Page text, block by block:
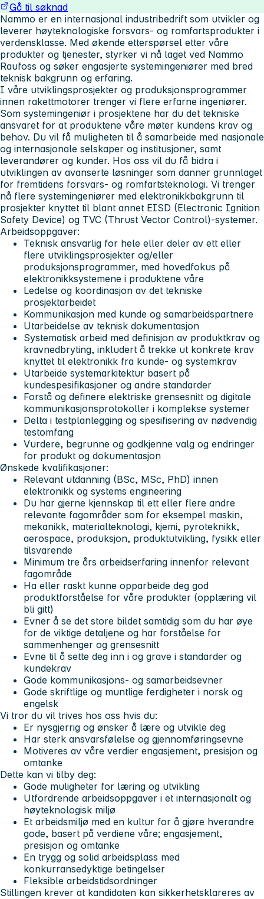
Gå til søknad
Nammo er en internasjonal industribedrift som utvikler og
leverer høyteknologiske forsvars- og romfartsprodukter i
verdensklasse. Med økende etterspørsel etter våre
produkter og tjenester, styrker vi nå laget ved Nammo
Raufoss og søker engasjerte systemingeniører med bred
teknisk bakgrunn og erfaring.
I våre utviklingsprosjekter og produksjonsprogrammer
innen rakettmotorer trenger vi flere erfarne ingeniører.
Som systemingeniør i prosjektene har du det tekniske
ansvaret for at produktene våre møter kundens krav og
behov. Du vil få muligheten til å samarbeide med nasjonale
og internasjonale selskaper og institusjoner, samt
leverandører og kunder. Hos oss vil du få bidra i
utviklingen av avanserte løsninger som danner grunnlaget
for fremtidens forsvars- og romfartsteknologi. Vi trenger
nå flere systemingeniører med elektronikkbakgrunn til
prosjekter knyttet til blant annet EISD (Electronic Ignition
Safety Device) og TVC (Thrust Vector Control)-systemer.
Arbeidsoppgaver:
Teknisk ansvarlig for hele eller deler av ett eller
flere utviklingsprosjekter og/eller
produksjonsprogrammer, med hovedfokus på
elektronikksystemene i produktene våre
Ledelse og koordinasjon av det tekniske
prosjektarbeidet
Kommunikasjon med kunde og samarbeidspartnere
Utarbeidelse av teknisk dokumentasjon
Systematisk arbeid med definisjon av produktkrav og
kravnedbryting, inkludert å trekke ut konkrete krav
knyttet til elektronikk fra kunde- og systemkrav
Utarbeide systemarkitektur basert på
kundespesifikasjoner og andre standarder
Forstå og definere elektriske grensesnitt og digitale
kommunikasjonsprotokoller i komplekse systemer
Delta i testplanlegging og spesifisering av nødvendig
testomfang
Vurdere, begrunne og godkjenne valg og endringer
for produkt og dokumentasjon
Ønskede kvalifikasjoner:
Relevant utdanning (BSc, MSc, PhD) innen
elektronikk og systems engineering
Du har gjerne kjennskap til ett eller flere andre
relevante fagområder som for eksempel maskin,
mekanikk, materialteknologi, kjemi, pyroteknikk,
aerospace, produksjon, produktutvikling, fysikk eller
tilsvarende
Minimum tre års arbeidserfaring innenfor relevant
fagområde
Ha eller raskt kunne opparbeide deg god
produktforståelse for våre produkter (opplæring vil
bli gitt)
Evner å se det store bildet samtidig som du har øye
for de viktige detaljene og har forståelse for
sammenhenger og grensesnitt
Evne til å sette deg inn i og grave i standarder og
kundekrav
Gode kommunikasjons- og samarbeidsevner
Gode skriftlige og muntlige ferdigheter i norsk og
engelsk
Vi tror du vil trives hos oss hvis du:
Er nysgjerrig og ønsker å lære og utvikle deg
Har sterk ansvarsfølelse og gjennomføringsevne
Motiveres av våre verdier engasjement, presisjon og
omtanke
Dette kan vi tilby deg:
Gode muligheter for læring og utvikling
Utfordrende arbeidsoppgaver i et internasjonalt og
høyteknologisk miljø
Et arbeidsmiljø med en kultur for å gjøre hverandre
gode, basert på verdiene våre; engasjement,
presisjon og omtanke
En trygg og solid arbeidsplass med
konkurransedyktige betingelser
Fleksible arbeidstidsordninger
Stillingen krever at kandidaten kan sikkerhetsklareres av